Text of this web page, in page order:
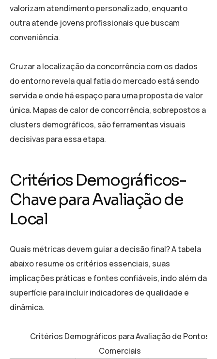
valorizam atendimento personalizado, enquanto
outra atende jovens profissionais que buscam
conveniência.
Cruzar a localização da concorrência com os dados
do entorno revela qual fatia do mercado está sendo
servida e onde há espaço para uma proposta de valor
única. Mapas de calor de concorrência, sobrepostos a
clusters demográficos, são ferramentas visuais
decisivas para essa etapa.
Critérios Demográficos-
Chave para Avaliação de
Local
Quais métricas devem guiar a decisão final? A tabela
abaixo resume os critérios essenciais, suas
implicações práticas e fontes confiáveis, indo além da
superfície para incluir indicadores de qualidade e
dinâmica.
Critérios Demográficos para Avaliação de Pontos
Comerciais